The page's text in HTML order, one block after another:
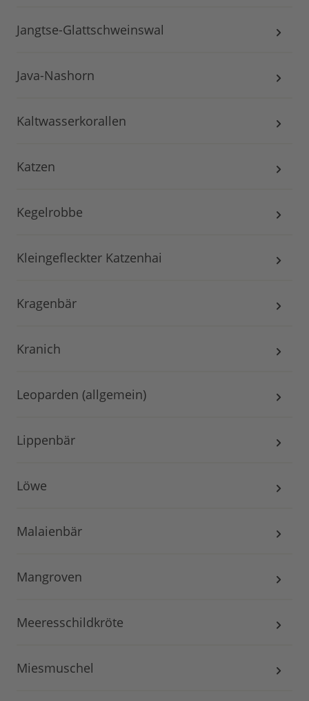
Jangtse-Glattschweinswal
Java-Nashorn
Kaltwasserkorallen
Katzen
Kegelrobbe
Kleingefleckter Katzenhai
Kragenbär
Kranich
Leoparden (allgemein)
Lippenbär
Löwe
Malaienbär
Mangroven
Meeresschildkröte
Miesmuschel